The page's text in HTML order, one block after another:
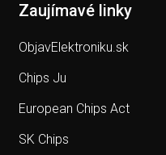
Zaujímavé linky
ObjavElektroniku.sk
Chips Ju
European Chips Act
SK Chips